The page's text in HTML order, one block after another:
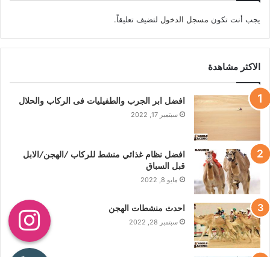
يجب أنت تكون مسجل الدخول لتضيف تعليقاً.
الاكثر مشاهدة
افضل ابر الجرب والطفيليات فى الركاب والحلال
سبتمبر 17, 2022
افضل نظام غذائي منشط للركاب /الهجن/الابل
قبل السباق
مايو 8, 2022
احدث منشطات الهجن
سبتمبر 28, 2022